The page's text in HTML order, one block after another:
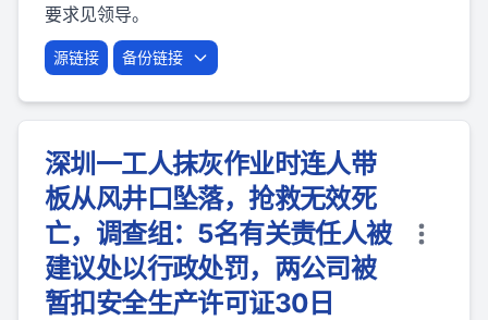
要求见领导。
源链接 备份链接
深圳一工人抹灰作业时连人带
板从风井口坠落，抢救无效死
亡，调查组：5名有关责任人被
建议处以行政处罚，两公司被
暂扣安全生产许可证30日